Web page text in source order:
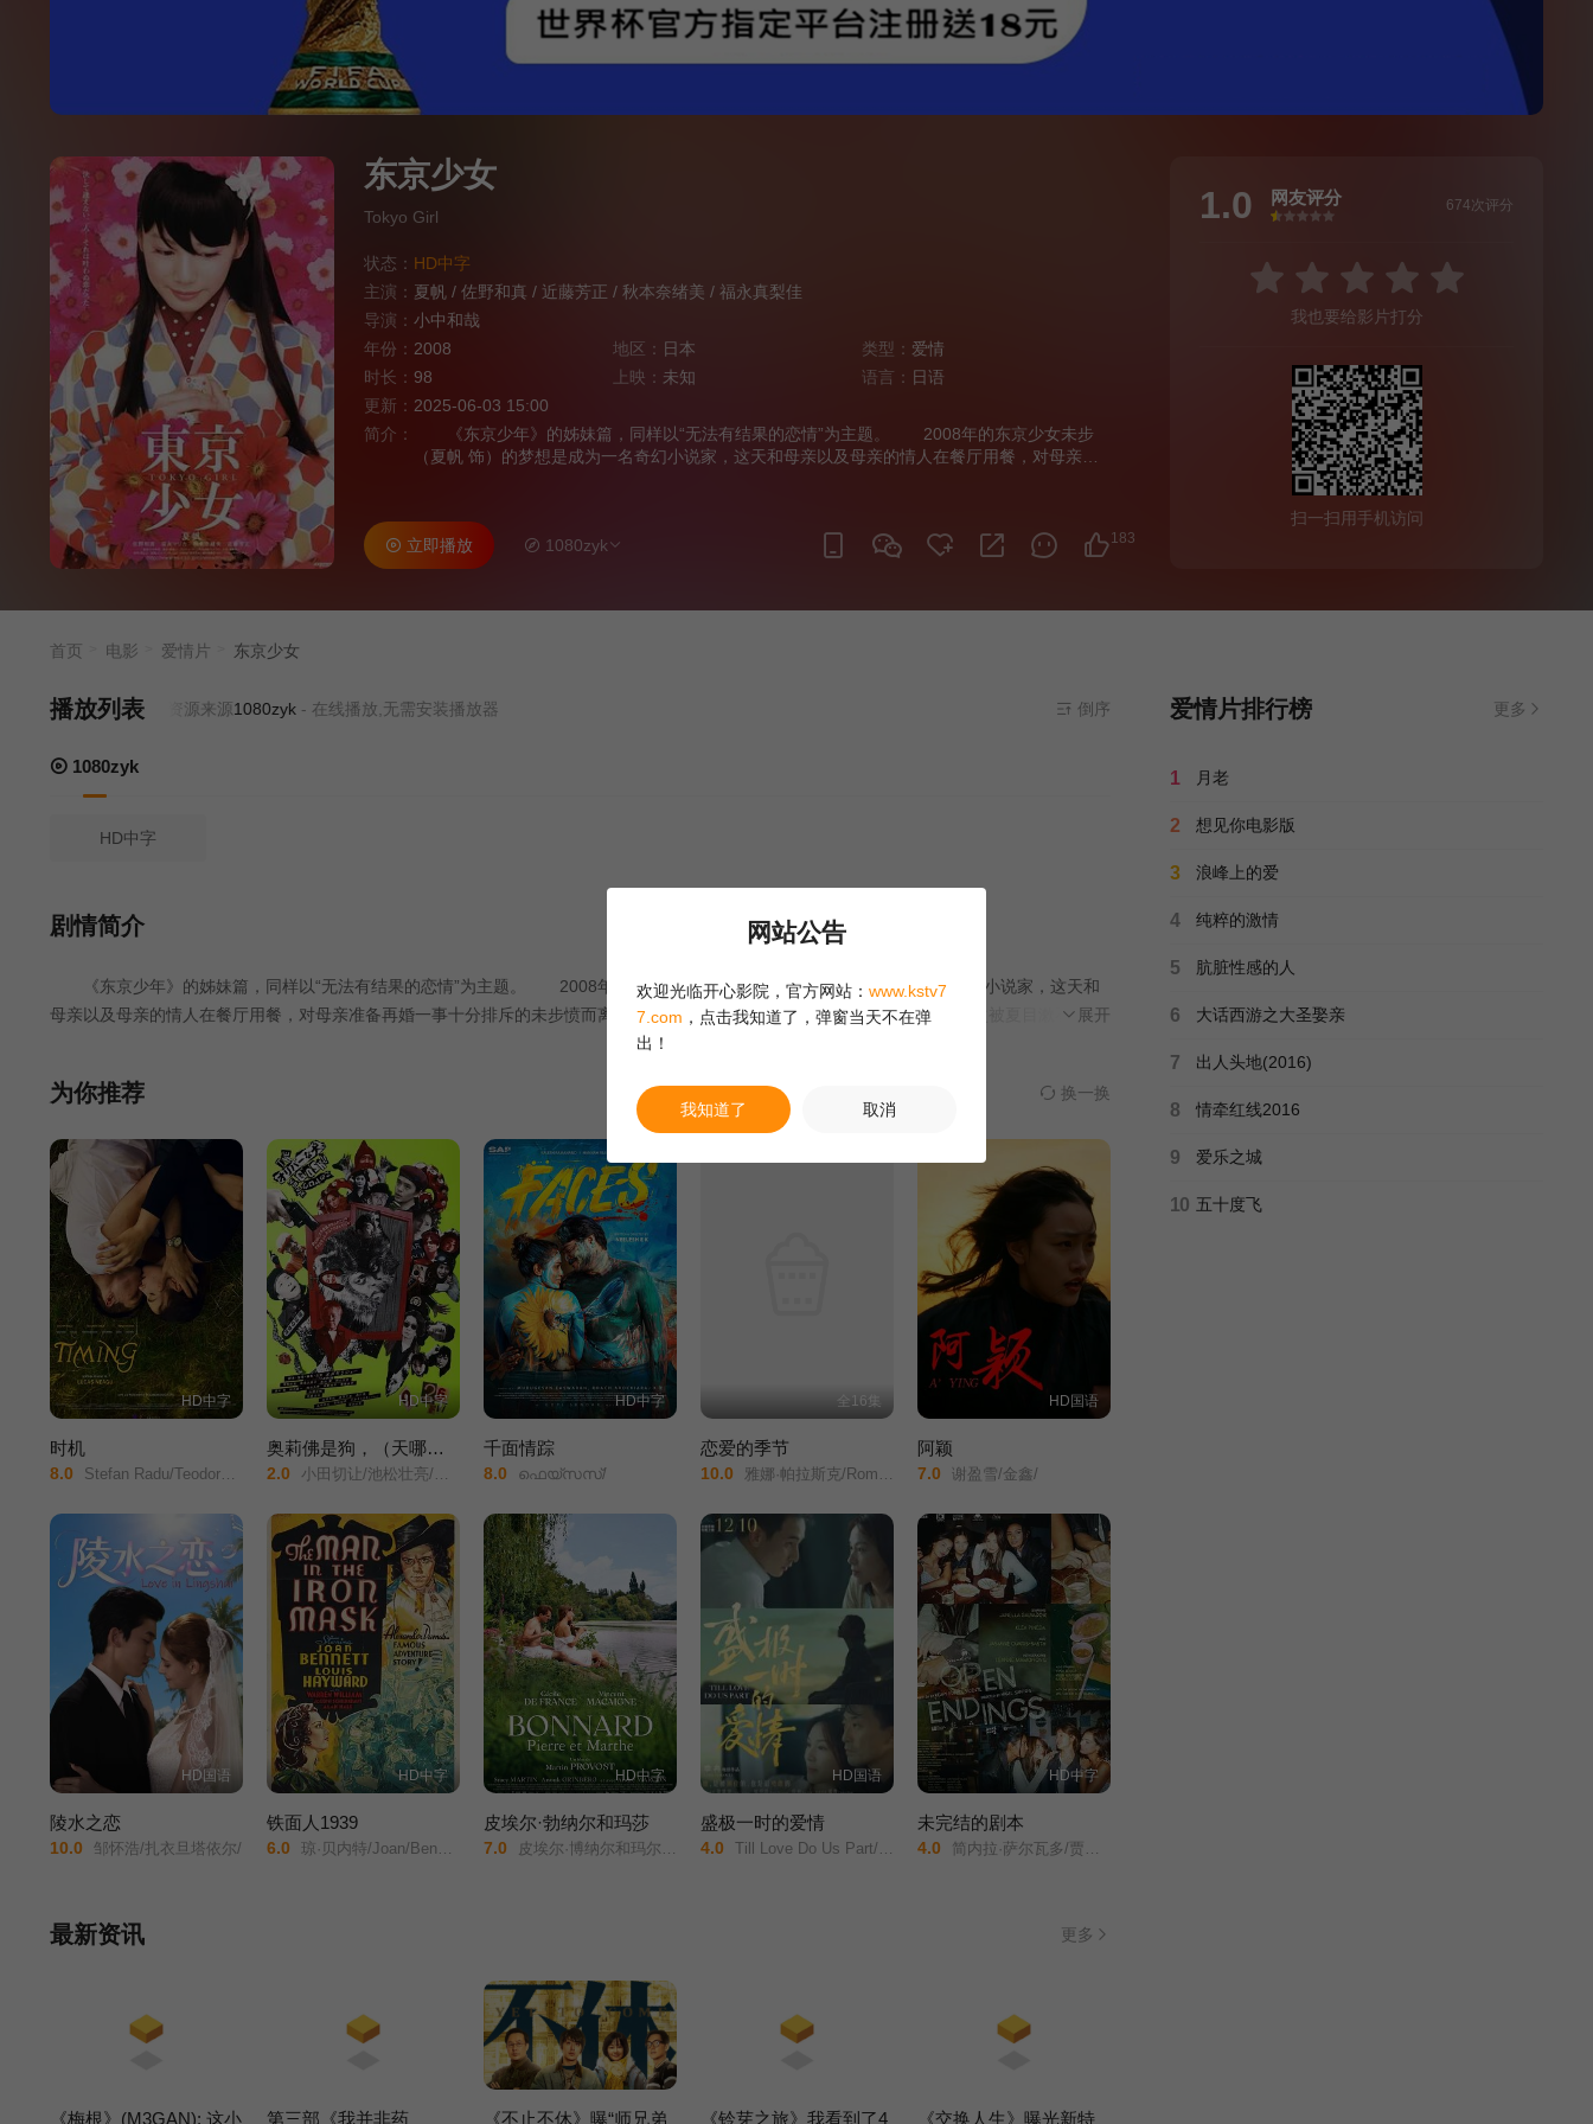
东京少女
Tokyo Girl
状态： HD中字
主演： 夏帆 / 佐野和真 / 近藤芳正 / 秋本奈绪美 / 福永真梨佳
导演： 小中和哉
年份： 2008 地区： 日本 类型： 爱情
时长： 98 上映： 未知 语言： 日语
更新： 2025-06-03 15:00
简介：
《东京少年》的姊妹篇，同样以“无法有结果的恋情”为主题。 2008年的东京少女未步
（夏帆 饰）的梦想是成为一名奇幻小说家，这天和母亲以及母亲的情人在餐厅用餐，对母亲准
社。 突然发生地震，站立不稳的未步失手掉了手机，从楼梯坠入连接过去与未来的虫洞，被
时次郎拾得。 不可思议地，相隔几近一百年的两个人，由误会到了解，渐渐情愫暗生，彼此
倾诉生活中遭遇的问题，还异时空约会。但是身处未来的未步总是知道历史的发生，而当她想改
183
立即播放 1080zyk
1.0 网友评分
很差
较差还行推荐力荐
674次评分
我也要给影片打分
扫一扫用手机访问
首页 电影 爱情片 东京少女
播放列表
当前资源来源 1080zyk- 在线播放,无需安装播放器 倒序
1080zyk
HD中字
剧情简介
《东京少年》的姊妹篇，同样以“无法有结果的恋情”为主题。 2008年的东京少女未步（夏帆 饰）的梦想是成为一名奇幻小说家，这天和
母亲以及母亲的情人在餐厅用餐，对母亲准备再婚一事十分排斥的未步愤而离席。 1912年，宫田时次郎（佐野和真 饰）再次被夏目漱石退
稿，缺乏生活经验的他写作出来的小说缺乏打动人心的力量。他沮丧地拿着退稿离开出版社。 突然发生地震，站立不稳的未步失手掉了手
生活中遭遇的问题，还异时空约会。但是身处未来的未步总是知道历史的发生，而当她想改变时，却发现一切只是无能为力。但是即便不能改变
展开
为你推荐 换一换
HD中字
时机
8.0 Stefan Radu/Teodora Colt/Irina Artenii/
HD中字
奥莉佛是狗，（天哪！！）这家伙电影版
2.0 小田切让/池松壮亮/麻生久美子/本田翼/冈山天音/黑木华/铃木庆一/永濑正敏/佐藤浩市/岛田久作/宇野祥平/香椎由宇/吉冈里帆/鹿贺丈史/森川葵/菊地姬奈/高岛政宏/浦井梨广/深津绘里/
HD中字
千面情踪
8.0 ഫെയ്സസ്/
全16集
恋爱的季节
10.0 雅娜·帕拉斯克/Roman Knizka/
HD国语
阿颖
7.0 谢盈雪/金鑫/
HD国语
陵水之恋
10.0 邹怀浩/扎衣旦塔依尔/
HD中字
铁面人1939
6.0 琼·贝内特/Joan/Bennett/路易斯·海沃德/Louis/Hayward/华伦·威廉/约瑟夫·希尔德克劳特/
HD中字
皮埃尔·勃纳尔和玛莎
7.0 皮埃尔·博纳尔和玛尔特/Bonnard: Pierre & Marthe/
HD国语
盛极一时的爱情
4.0 Till Love Do Us Part/我们不能白头偕老/
HD中字
未完结的剧本
4.0 简内拉·萨尔瓦多/贾丝敏·柯提斯-史密斯/克莱亚·皮内达/
最新资讯 更多
《梅根》(M3GAN): 这小 第三部《我并非药 《不止不休》曝“师兄弟 《铃芽之旅》我看到了4 《交换人生》曝光新特
爱情片排行榜 更多
1 月老
2 想见你电影版
3 浪峰上的爱
4 纯粹的激情
5 肮脏性感的人
6 大话西游之大圣娶亲
7 出人头地(2016)
8 情牵红线2016
9 爱乐之城
10 五十度飞
网站公告
欢迎光临开心影院，官方网站： www.kstv7
7.com ，点击我知道了，弹窗当天不在弹
出！
我知道了 取消